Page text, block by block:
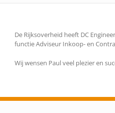
De Rijksoverheid heeft DC
functie Adviseur Inkoop- en
Wij wensen Paul veel plezier en